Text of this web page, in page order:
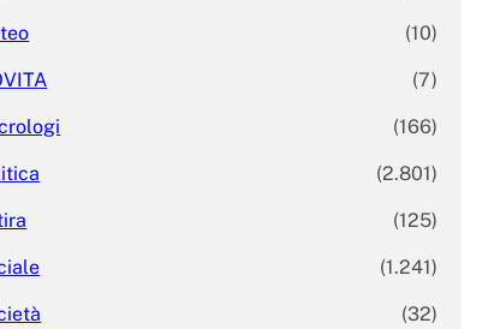
(10)
(7)
(166)
(2.801)
(125)
(1.241)
(32)